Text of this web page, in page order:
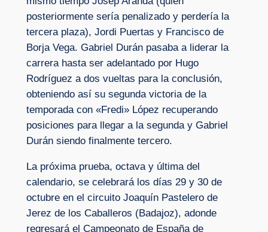
posteriormente sería penalizado y perdería la
tercera plaza), Jordi Puertas y Francisco de
Borja Vega. Gabriel Durán pasaba a liderar la
carrera hasta ser adelantado por Hugo
Rodríguez a dos vueltas para la conclusión,
obteniendo así su segunda victoria de la
temporada con «Fredi» López recuperando
posiciones para llegar a la segunda y Gabriel
Durán siendo finalmente tercero.
La próxima prueba, octava y última del
calendario, se celebrará los días 29 y 30 de
octubre en el circuito Joaquín Pastelero de
Jerez de los Caballeros (Badajoz), adonde
regresará el Campeonato de España de